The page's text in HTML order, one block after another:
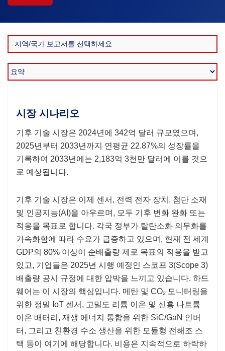
시장 시나리오
기후 기술 시장은 2024년에 342억 달러 규모였으며,
2025년부터 2033년까지 연평균 22.87%의 성장률을
기록하여 2033년에는 2,183억 3천만 달러에 이를 것으
로 예상됩니다.
기후 기술 시장은 이제 센서, 전력 전자 장치, 첨단 소재
및 인공지능(AI)을 아우르며, 모두 기후 변화 완화 또는
적응을 목표로 합니다. 각국 정부가 탈탄소화 의무화를
가속화함에 따라 수요가 급증하고 있으며, 현재 전 세계
GDP의 80% 이상이 순배출량 제로 목표의 적용을 받고
있고, 기업들은 2025년 시행 예정인 스코프 3(Scope 3)
배출량 공시 규정에 대한 압박을 느끼고 있습니다. 하드
웨어는 이 시장의 핵심입니다. 메탄 및 CO₂ 모니터링을
위한 정밀 IoT 센서, 고밀도 리튬 이온 및 신흥 나트륨
이온 배터리, 재생 에너지 통합을 위한 SiC/GaN 인버
터, 그리고 친환경 수소 생산을 위한 모듈형 전해조 스
택 등이 여기에 해당합니다. 비용은 지속적으로 하락하